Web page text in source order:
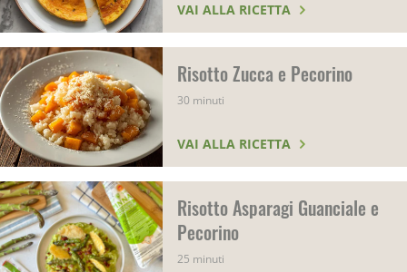
VAI ALLA RICETTA
Risotto Zucca e Pecorino
30 minuti
VAI ALLA RICETTA
Risotto Asparagi Guanciale e
Pecorino
25 minuti